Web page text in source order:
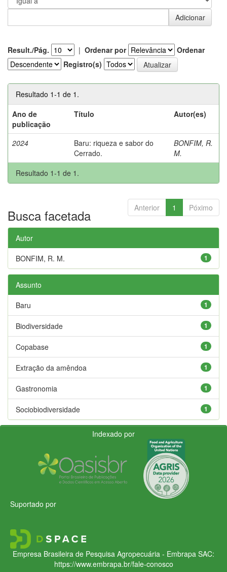
Result./Pág. | Ordenar por
Ordenar
Registro(s)
Resultado 1-1 de 1.
Ano de
publicação
Título Autor(es)
2024
Baru: riqueza e sabor do
Cerrado.
BONFIM, R.
M.
Resultado 1-1 de 1.
Anterior 1 Póximo
Busca facetada
Autor
1
BONFIM, R. M.
Assunto
1
Baru
1
Biodiversidade
1
Copabase
1
Extração da amêndoa
1
Gastronomia
1
Sociobiodiversidade
Indexado por
Suportado por
Empresa Brasileira de Pesquisa Agropecuária - Embrapa SAC:
https://www.embrapa.br/fale-conosco